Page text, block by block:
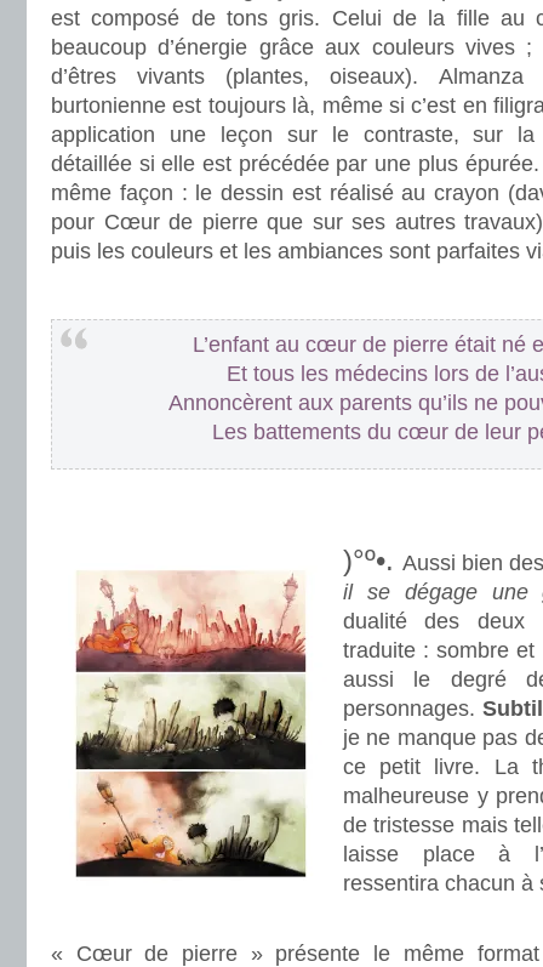
est composé de tons gris. Celui de la fille au
beaucoup d’énergie grâce aux couleurs vives
d’êtres vivants (plantes, oiseaux). Almanza
burtonienne est toujours là, même si c’est en
application une leçon sur le contraste, sur la
détaillée si elle est précédée par une plus
même façon : le dessin est réalisé au crayon
pour Cœur de pierre que sur ses autres
puis les couleurs et les ambiances sont parfaites
L’enfant au cœur de pierre était né
Et tous les médecins lors de
Annoncèrent aux parents qu’ils ne
Les battements du cœur de leur
)°º•. Aussi bien
il se dégage une
dualité des deux
traduite : sombre
aussi le degré
personnages.
je ne manque pas
ce petit livre. La
malheureuse y
de tristesse mais
laisse place à
ressentira chacun à
« Cœur de pierre » présente le même